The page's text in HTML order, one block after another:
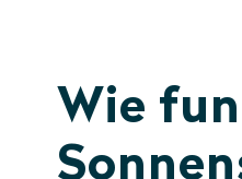
Wie